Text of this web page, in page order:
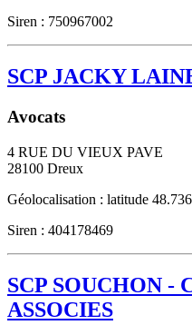
Siren : 750967002
SCP JACKY
Avocats
4 RUE DU VIEUX PAVE
28100 Dreux
Géolocalisation : latitude
Siren : 404178469
SCP SOUCHON -
ASSOCIES